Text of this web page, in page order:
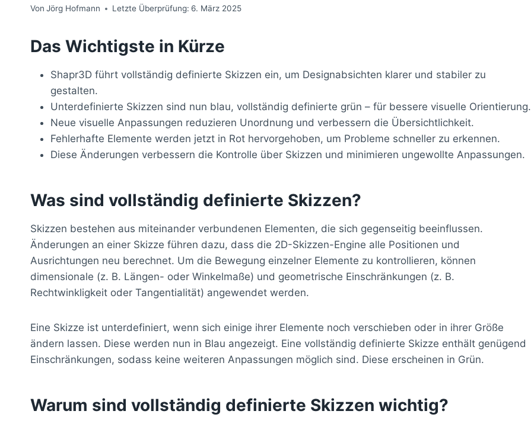
Von Jörg Hofmann Letzte Überprüfung: 6. März 2025
Das Wichtigste in Kürze
Shapr3D führt vollständig definierte Skizzen ein, um Designabsichten klarer und stabiler zu
gestalten.
Unterdefinierte Skizzen sind nun blau, vollständig definierte grün – für bessere visuelle Orientierung.
Neue visuelle Anpassungen reduzieren Unordnung und verbessern die Übersichtlichkeit.
Fehlerhafte Elemente werden jetzt in Rot hervorgehoben, um Probleme schneller zu erkennen.
Diese Änderungen verbessern die Kontrolle über Skizzen und minimieren ungewollte Anpassungen.
Was sind vollständig definierte Skizzen?
Skizzen bestehen aus miteinander verbundenen Elementen, die sich gegenseitig beeinflussen.
Änderungen an einer Skizze führen dazu, dass die 2D-Skizzen-Engine alle Positionen und
Ausrichtungen neu berechnet. Um die Bewegung einzelner Elemente zu kontrollieren, können
dimensionale (z. B. Längen- oder Winkelmaße) und geometrische Einschränkungen (z. B.
Rechtwinkligkeit oder Tangentialität) angewendet werden.
Eine Skizze ist unterdefiniert, wenn sich einige ihrer Elemente noch verschieben oder in ihrer Größe
ändern lassen. Diese werden nun in Blau angezeigt. Eine vollständig definierte Skizze enthält genügend
Einschränkungen, sodass keine weiteren Anpassungen möglich sind. Diese erscheinen in Grün.
Warum sind vollständig definierte Skizzen wichtig?